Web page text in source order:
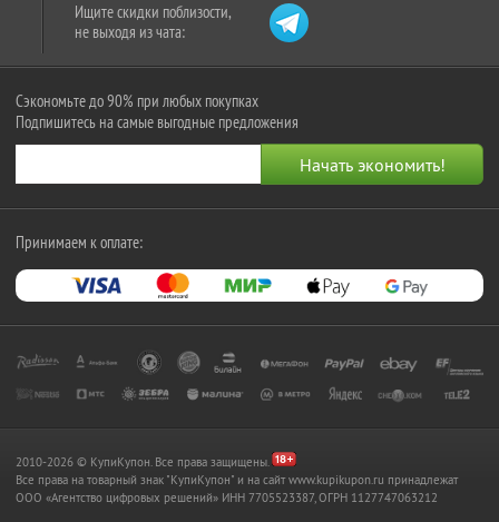
Ищите скидки поблизости,
не выходя из чата:
Сэкономьте до 90% при любых покупках
Подпишитесь на самые выгодные предложения
Принимаем к оплате:
2010-2026 © КупиКупон. Все права защищены.
Все права на товарный знак "КупиКупон" и на сайт www.kupikupon.ru принадлежат
OOO «Агентство цифровых решений» ИНН 7705523387, ОГРН 1127747063212